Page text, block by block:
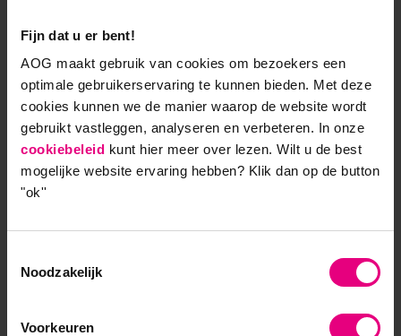
Fijn dat u er bent!
AOG maakt gebruik van cookies om bezoekers een
optimale gebruikerservaring te kunnen bieden. Met deze
cookies kunnen we de manier waarop de website wordt
gebruikt vastleggen, analyseren en verbeteren. In onze
cookiebeleid kunt hier meer over lezen. Wilt u de best
mogelijke website ervaring hebben? Klik dan op de button
"ok''
Noodzakelijk
Voorkeuren
doormodderen
Uitvoeringstrategie geeft richting, wanneer
organisaties de moed hebben om ‘nee’ te zeggen
tegen de kortstondige politieke prikkels, ten gunste
van publieke waarde op de lange termijn. In veel
gevallen is strategie echter verworden tot een
geavanceerde verdedigingsmuur: een instrument
te beschermen tegen politieke grilligheid.
Wanneer strategie alleen nog dient om